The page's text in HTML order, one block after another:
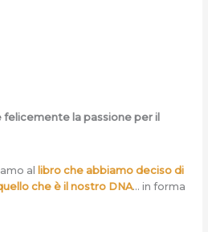
felicemente la passione per il
al
libro che abbiamo deciso di
che è il nostro DNA… in forma